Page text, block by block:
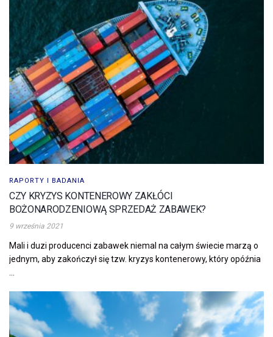
RAPORTY I BADANIA
CZY KRYZYS KONTENEROWY ZAKŁÓCI
BOŻONARODZENIOWĄ SPRZEDAŻ ZABAWEK?
9 września 2021
Mali i duzi producenci zabawek niemal na całym świecie marzą o
jednym, aby zakończył się tzw. kryzys kontenerowy, który opóźnia